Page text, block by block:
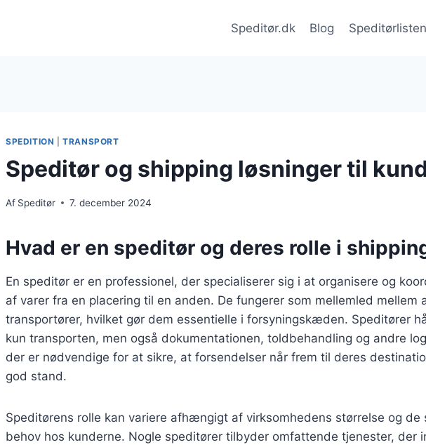
Speditør.dk Blog Speditørlisten
SPEDITION |TRANSPORT
Speditør og shipping løsninger til
Af Speditør 7. december 2024
Hvad er en speditør og deres rolle i
En speditør er en professionel, der specialiserer sig i at organisere og
af varer fra en placering til en anden. De fungerer som mellemled mellem
transportører, hvilket gør dem essentielle i forsyningskæden. Speditører
kun transporten, men også dokumentationen, toldbehandling og andre
der er nødvendige for at sikre, at forsendelser når frem til deres
god stand.
Speditørens rolle kan variere afhængigt af virksomhedens størrelse og de
behov hos kunderne. Nogle speditører tilbyder omfattende tjenester, der